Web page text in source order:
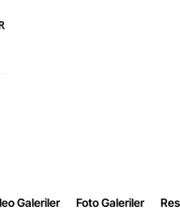
Galeriler Foto Galeriler